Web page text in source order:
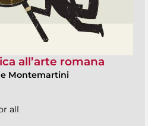
all’arte romana
Montemartini
all